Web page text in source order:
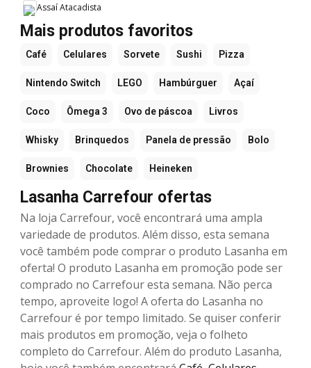
Assaí Atacadista
Mais produtos favoritos
Café Celulares Sorvete Sushi Pizza
Nintendo Switch LEGO Hambúrguer Açaí
Coco Ômega 3 Ovo de páscoa Livros
Whisky Brinquedos Panela de pressão Bolo
Brownies Chocolate Heineken
Lasanha Carrefour ofertas
Na loja Carrefour, você encontrará uma ampla
variedade de produtos. Além disso, esta semana
você também pode comprar o produto Lasanha em
oferta! O produto Lasanha em promoção pode ser
comprado no Carrefour esta semana. Não perca
tempo, aproveite logo! A oferta do Lasanha no
Carrefour é por tempo limitado. Se quiser conferir
mais produtos em promoção, veja o folheto
completo do Carrefour. Além do produto Lasanha,